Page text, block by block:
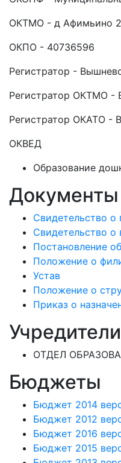
ОКТМО - д Афимьино
ОКПО - 40736596
Регистратор -
Регистратор ОКТМО -
Регистратор ОКАТО -
ОКВЕД
Образование
Документы
Свидетельство о
Свидетельство о
Постановление
Положение о
Устав
Положение о
Приказ о
Учредители
ОТДЕЛ
Бюджеты
Бюджет 2014
Бюджет 2012
Бюджет 2016
Бюджет 2015